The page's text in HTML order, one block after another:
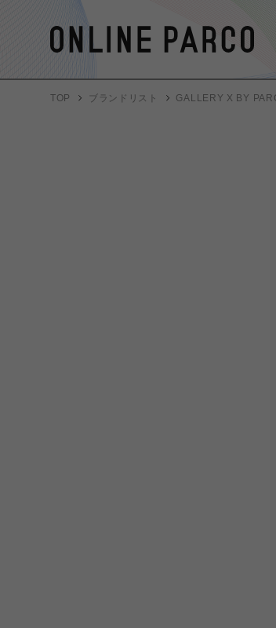
TOP ブランドリスト GALLERY X BY